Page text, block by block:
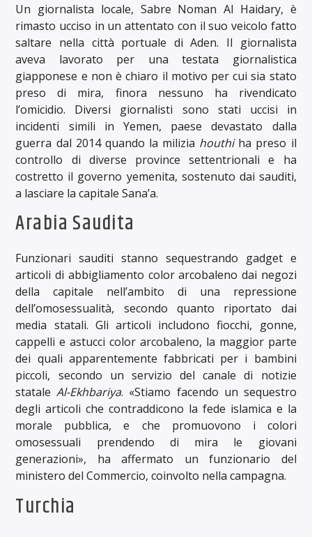
Un giornalista locale, Sabre Noman Al Haidary, è
rimasto ucciso in un attentato con il suo veicolo fatto
saltare nella città portuale di Aden. Il giornalista
aveva lavorato per una testata giornalistica
giapponese e non è chiaro il motivo per cui sia stato
preso di mira, finora nessuno ha rivendicato
l’omicidio. Diversi giornalisti sono stati uccisi in
incidenti simili in Yemen, paese devastato dalla
guerra dal 2014 quando la milizia houthiha preso il
controllo di diverse province settentrionali e ha
costretto il governo yemenita, sostenuto dai sauditi,
a lasciare la capitale Sana’a.
Arabia Saudita
Funzionari sauditi stanno sequestrando gadget e
articoli di abbigliamento color arcobaleno dai negozi
della capitale nell’ambito di una repressione
dell’omosessualità, secondo quanto riportato dai
media statali. Gli articoli includono fiocchi, gonne,
cappelli e astucci color arcobaleno, la maggior parte
dei quali apparentemente fabbricati per i bambini
piccoli, secondo un servizio del canale di notizie
stataleAl-Ekhbariya. «Stiamo facendo un sequestro
degli articoli che contraddicono la fede islamica e la
morale pubblica, e che promuovono i colori
omosessuali prendendo di mira le giovani
generazioni», ha affermato un funzionario del
ministero del Commercio, coinvolto nella campagna.
Turchia